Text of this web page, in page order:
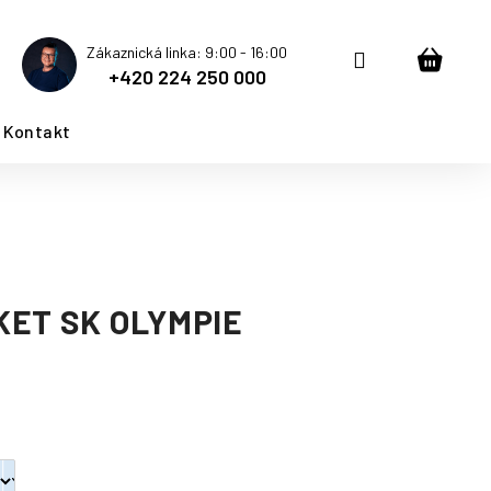
Zákaznická linka: 9:00 - 16:00
+420 224 250 000
Přihlášení
Kontakt
SK OLYMPIE